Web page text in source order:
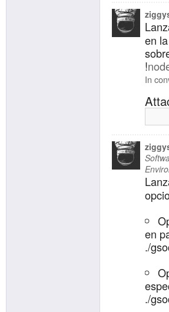
en
!
In
en
./
./